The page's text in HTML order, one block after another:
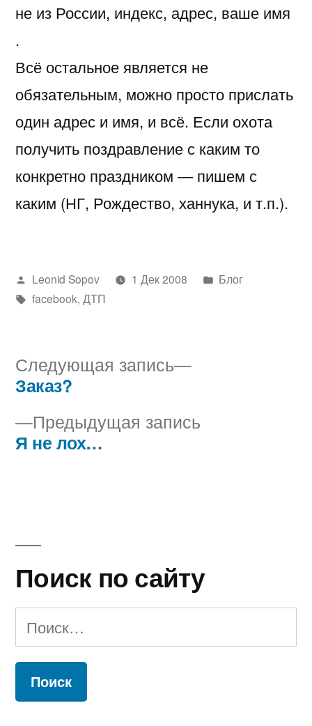
не из России, индекс, адрес, ваше имя
.
Всё остальное является не
обязательным, можно просто прислать
один адрес и имя, и всё. Если охота
получить поздравление с каким то
конкретно праздником — пишем с
каким (НГ, Рождество, ханнука, и т.п.).
Написано
автором
Leonid Sopov 1 Дек 2008
Написано
Блог
Метки:
facebook, ДТП
Навигация
по
записям
Предыдущая запись
Я не лох…
Следующая запись
Следующая
Заказ?
Поиск по сайту
Найти: